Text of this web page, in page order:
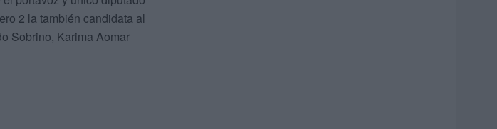
2 la también candidata al
Sobrino, Karima Aomar